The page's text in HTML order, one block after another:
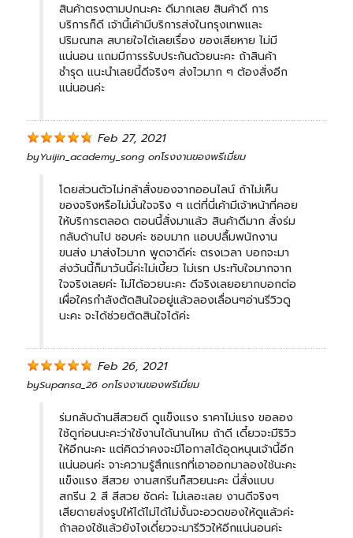
สินค้าตรงตามปกนะคะ ดีมากเลย สินค้าดี การ
บริการก็ดี เจ้านี้เค้ามีบริการส่งในกรุงเทพและ
ปริมณฑล สบายใจได้เลยเรื่อง ของเสียหาย ไม่มี
แน่นอน แถมมีการรรับประกันด้วยนะคะ ถ้าสินค้า
ชำรุด แนะนำเลยนี้ดีจริงๆ ส่งไวมาก ๆ ต้องสั่งอีก
แน่นอนค่ะ
Feb 27, 2021
byYuijin_academy_songonโรงงานของพรีเมี่ยม
โดยส่วนตัวไม่กล้าสั่งของจากออนไลน์ ถ้าไม่เห็น
ของจริงหรือไม่มั่นใจจริง ๆ แต่ที่นี่เค้ามีเจ้าหน้าที่คอย
ให้บริการตลอด ตอนนี้สั่งมาแล้ว สินค้าดีมาก สั่งร่ม
กลับด้านไป ชอบค่ะ ชอบมาก แอบปลื้มพนักงาน
ขนส่ง มาส่งไวมาก พูดจาดีค่ะ ตรงเวลา บอกจะมา
ส่งวันนี้ก็มาวันนี้ค่ะไม่เบี้ยว ไม่เรท ประทับใจมากจาก
ใจจริงเลยค่ะ ไม่ได้อวยนะคะ ดีจริงเลยอยากบอกต่อ
เผื่อใครกำลังตัดสินใจอยู่แล้วลองเลื่อนๆอ่านรีวิวดู
นะคะ จะได้ช่วยตัดสินใจได้ค่ะ
Feb 26, 2021
bySupansa_26onโรงงานของพรีเมี่ยม
ร่มกลับด้านสีสวยดี ดูแข็งแรง ราคาไม่แรง ขอลอง
ใช้ดูก่อนนะคะว่าใช้งานได้นานไหม ถ้าดี เดี๋ยวจะมีริวิว
ให้อีกนะคะ แต่คิดว่าคงจะมีโอกาสได้อุดหนุนเจ้านี้อีก
แน่นอนค่ะ จาะความรู้สึกแรกที่เอาออกมาลองใช้นะคะ
แข็งแรง สีสวย งานสกรีนก็สวยนะคะ นี่สั่งแบบ
สกรีน 2 สี สีสวย ชัดค่ะ ไม่เลอะเลย งานดีจริงๆ
เสียดายส่งรูปให้ได้ไม่ได้ไม่งั้นจะอวดของให้ดูแล้วค่ะ
ถ้าลองใช้แล้วยังไงเดี๋ยวจะมารีวิวให้อีกแน่นอนค่ะ